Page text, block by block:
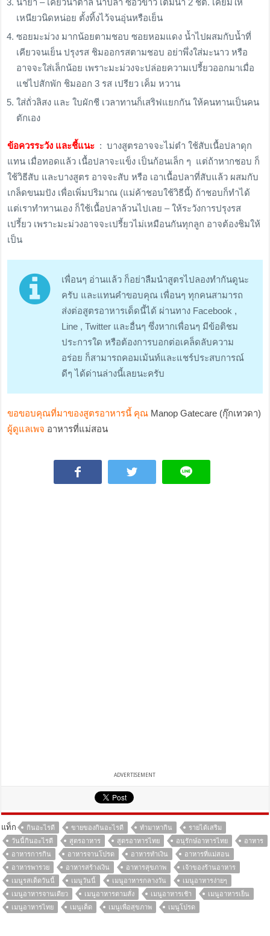
เหนียวนิดหน่อย ตั้งทิ้งไว้จนอุ่นหรือเย็น
ซอยมะม่วง มากน้อยตามชอบ ซอยหอมแดง น้ำไปผสมกับน้ำที่
เคียวจนเย็น ปรุงรส ชิมออกรสตามชอบ อย่าพึ่งใส่มะนาว หรือ
อาจจะใส่เล็กน้อย เพราะมะม่วงจะปล่อยความเปรี้ยวออกมาเมื่อ
แช่ไปสักพัก ชิมออก 3 รส เปรียว เค็ม หวาน
ใส่ถั่วลิสง และ ใบผักชี เวลาทานก็เสริฟแยกกัน ให้คนทานเป็นคน
ตักเอง
ข้อควรระวัง และชี้แนะ : บางสูตรอาจจะไม่ตำ ใช้สับเนื้อปลาดุก
แทน เมื่อทอดแล้ว เนื้อปลาจะแข็ง เป็นก้อนเล็ก ๆ แต่ถ้าหากชอบ ก็
ใช้วิธีสับ และบางสูตร อาจจะสับ หรือ เอาเนื้อปลาที่สับแล้ว ผสมกับ
เกล็ดขนมปัง เพื่อเพิ่มปริมาณ (แม่ค้าชอบใช้วิธีนี้) ถ้าชอบก็ทำได้
แต่เราทำทานเอง ก็ใช้เนื้อปลาล้วนไปเลย – ให้ระวังการปรุงรส
เปรี้ยว เพราะมะม่วงอาจจะเปรี้ยวไม่เหมือนกันทุกลูก อาจต้องชิมให้
เป็น
เพื่อนๆ อ่านแล้ว ก็อย่าลืมนำสูตรไปลองทำกันดูนะ
ครับ และแทนคำขอบคุณ เพื่อนๆ ทุกคนสามารถ
ส่งต่อสูตรอาหารเด็ดนี้ได้ ผ่านทาง Facebook ,
Line , Twitter และอื่นๆ ซึ่งหากเพื่อนๆ มีข้อติชม
ประการใด หรือต้องการบอกต่อเคล็ดลับความ
อร่อย ก็สามารถคอมเม้นท์และแชร์ประสบการณ์
ดีๆ ได้ด่านล่างนี้เลยนะครับ
ขอขอบคุณที่มาของสูตรอาหารนี้ คุณ Manop Gatecare (กุ๊กเทวดา)
ผู้ดูแลเพจ อาหารที่แม่สอน
ADVERTISEMENT
แท็ก กินอะไรดี ขายของกินอะไรดี ทํามาหากิน
รายได้เสริม
วันนี้กินอะไรดี
สูตรอาหาร สูตรอาหารไทย อนุรักษ์อาหารไทย
อาหาร
อาหารการกิน
อาหารจานโปรด อาหารทำเงิน
อาหารที่แม่สอน
อาหารพารวย
อาหารสร้างเงิน อาหารสุขภาพ
เจ้าของร้านอาหาร
เมนูรสเด็ดวันนี้
เมนูวันนี้ เมนูอาหารกลางวัน
เมนูอาหารง่ายๆ
เมนูอาหารจานเดียว
เมนูอาหารตามสั่ง เมนูอาหารเช้า
เมนูอาหารเย็น
เมนูอาหารไทย
เมนูเด็ด เมนูเพื่อสุขภาพ เมนูโปรด